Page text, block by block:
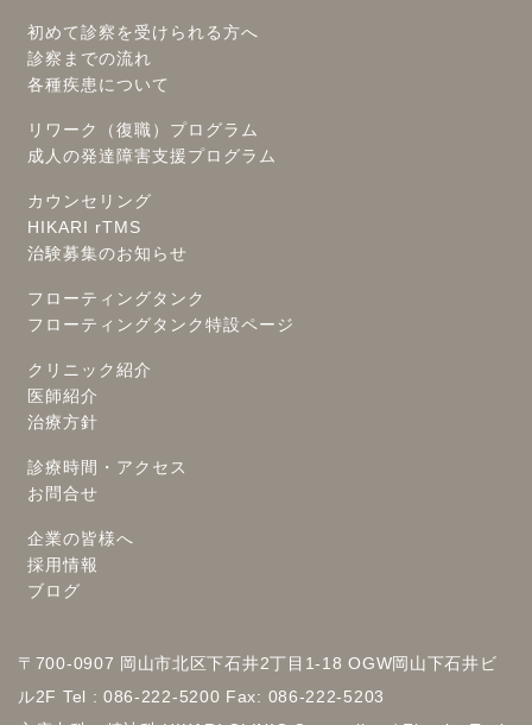
初めて診察を受けられる方へ
診察までの流れ
各種疾患について
リワーク（復職）プログラム
成人の発達障害支援プログラム
カウンセリング
HIKARI rTMS
治験募集のお知らせ
フローティングタンク
フローティングタンク特設ページ
クリニック紹介
医師紹介
治療方針
診療時間・アクセス
お問合せ
企業の皆様へ
採用情報
ブログ
〒700-0907 岡山市北区下石井2丁目1-18 OGW岡山下石井ビ
ル2F Tel : 086-222-5200 Fax: 086-222-5203